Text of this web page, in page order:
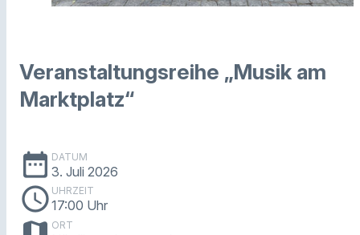
Veranstaltungsreihe „Musik am
Marktplatz“
date_range DATUM
3. Juli 2026
schedule UHRZEIT
17:00 Uhr
ORT